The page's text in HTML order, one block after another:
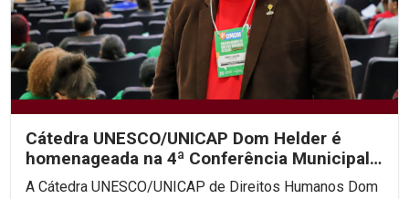
Cátedra UNESCO/UNICAP Dom Helder é
homenageada na 4ª Conferência Municipal
de Direitos Humanos do...
A Cátedra UNESCO/UNICAP de Direitos Humanos Dom